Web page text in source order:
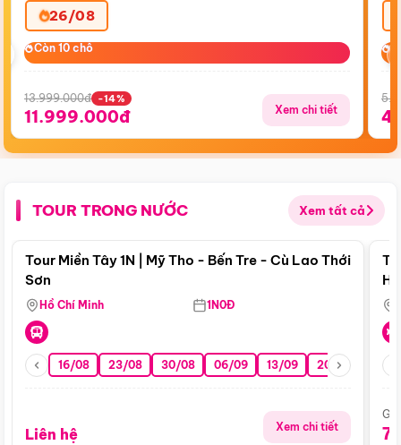
26/08
Còn 10 chỗ
Còn 10 chỗ
13.999.000đ -14%
11.999.000đ Xem chi tiết
TOUR TRONG NƯỚC Xem tất cả
Điểm nổi bật
Tour Miền Tây 1N | Mỹ Tho - Bến Tre - Cù Lao Thới
Sơn
Hồ Chí Minh 1N0Đ
16/08 23/08 30/08 06/09 13/09 20/09 27/09
Liên hệ Xem chi tiết